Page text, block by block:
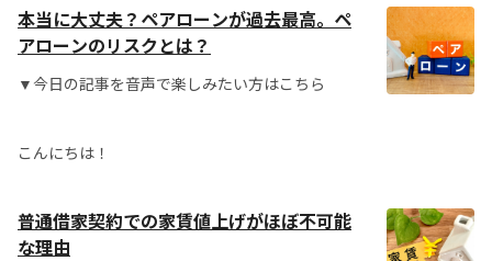
本当に大丈夫？ペアローンが過去最高。ペ
アローンのリスクとは？
▼今日の記事を音声で楽しみたい方はこちら
こんにちは！
普通借家契約での家賃値上げがほぼ不可能
な理由